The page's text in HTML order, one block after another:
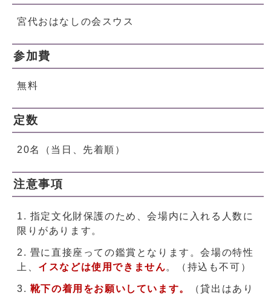
宮代おはなしの会スウス
参加費
無料
定数
20名（当日、先着順）
注意事項
指定文化財保護のため、会場内に入れる人数に
限りがあります。
畳に直接座っての鑑賞となります。会場の特性
上、 イスなどは使用できません。（持込も不可）
靴下の着用をお願いしています。
（貸出はあり